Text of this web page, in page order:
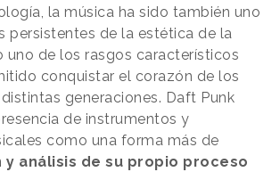
la música ha sido también uno
persistentes de la estética de la
uno de los rasgos característicos
conquistar el corazón de los
generaciones. Daft Punk
de instrumentos y
como una forma más de
análisis de su propio proceso